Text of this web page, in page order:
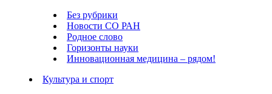
Без рубрики
Новости СО РАН
Родное слово
Горизонты науки
Инновационная медицина – рядом!
Культура и спорт